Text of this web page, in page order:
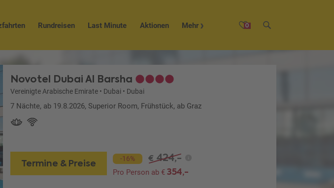
0
Rundreisen Last Minute Aktionen Mehr
Novotel Dubai Al Barsha
Vereinigte Arabische Emirate • Dubai • Dubai
7 Nächte, ab 19.8.2026, Superior Room, Frühstück, ab Graz
Termine & Preise -16% € 424,-
Pro Person ab €354,-